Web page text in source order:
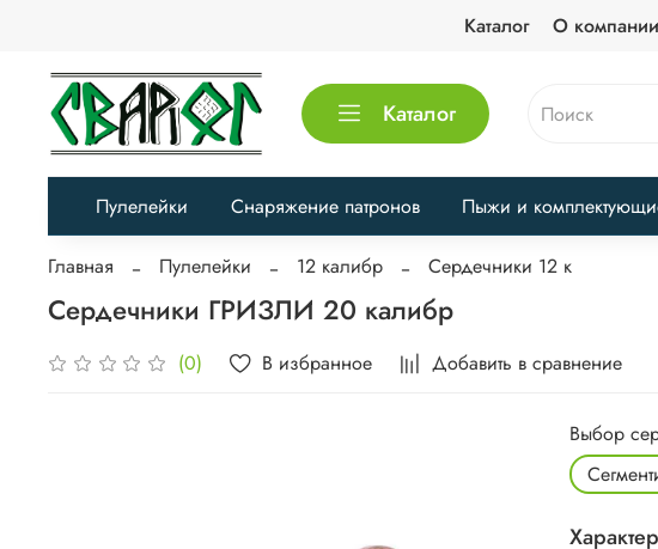
Каталог О компании
Каталог
Пулелейки Снаряжение патронов Пыжи и
Главная Пулелейки 12 калибр Сердечники 12 к
Сердечники ГРИЗЛИ 20 калибр
(0) В избранное Добавить в сравнение
Выбор